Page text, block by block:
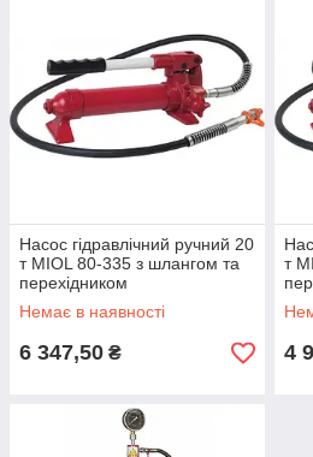
Насос гідравлічний ручний 20
т MIOL 80-335 з шлангом та
перехідником
Немає в наявності
6 347,50 ₴
т
4